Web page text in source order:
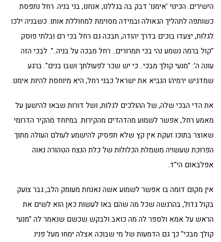
הישירים. הכינוי 'אימנו' דבק בה בגללנו, אנחנו, בני בניה. רחל נתפסת
כשותפה לתהליך הגאולה ובמידה מסוימת למחוללת אותו. כשבניה ילכו
לגלות, יצעדו בוכים בדרך יהודה, תבכה גם רחל בכי רם ובלתי פוסק
"קול ברמה נשמע נהי בכי תמרורים.. רחל מבכה על בניה..". לבכי הזה
עונה ה': "מנעי קולך מבכי.. כי יש שכר לפעולתך ושבו בנים". ברגע
שמדגיש ירמיהו הנביא את ישראל כבני רחל, היא מיוחסת להיות אימנו.
את הדי הבכי שלה, של ההולכים לגלות, ושל דורות שבאו להישען על
מאמע רחל, אפשר לשמוע מהדהדים מהקירות. במיוחד מהקיר הדרומי
שאוצר בתוכו זעקת אין קץ שלא תפסיק להישמע לעולם העולה מתוך
הפרוכת שעשויה משמלת הכלולות של כלת הנצח הטהורה נאוה
אפלבאום הי"ד.
אין מקום דומה בו אפשר לשמוע אשה נאנחת מעומק הלב, גבר צועק
בקול גדול, בהרגשה שכל מה שהם באו לעשות כאן הוא לשים את
הראש על אמא ולספר לה מה כואב ולבקש שכשם שנאמר לה "מנעי
קולך מבכי" כך גם הדמעות של מי שבוכה אצלה ימחו מעל פניו.